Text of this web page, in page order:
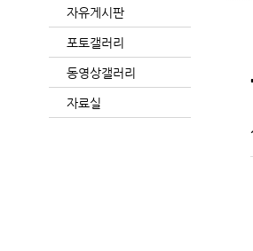
자유게시판
포토갤러리
동영상갤러리
자료실